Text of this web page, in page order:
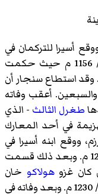
أسيرا للتركمان في
الفترة من 547 هـ / 1153 م إلى 550 هـ / 1156 م حيث حكمت
وقد استطاع سنجار أن
أعقب وفاته
طغرل الثالث - الذي
في أحد المعارك
خوارزم، ووقع ابنه أسيرا في
قبضة جانكيز خان ومات عام626 هـ / 1220 م. وبعد ذلك قسمت
كان غزوهولاكو خان